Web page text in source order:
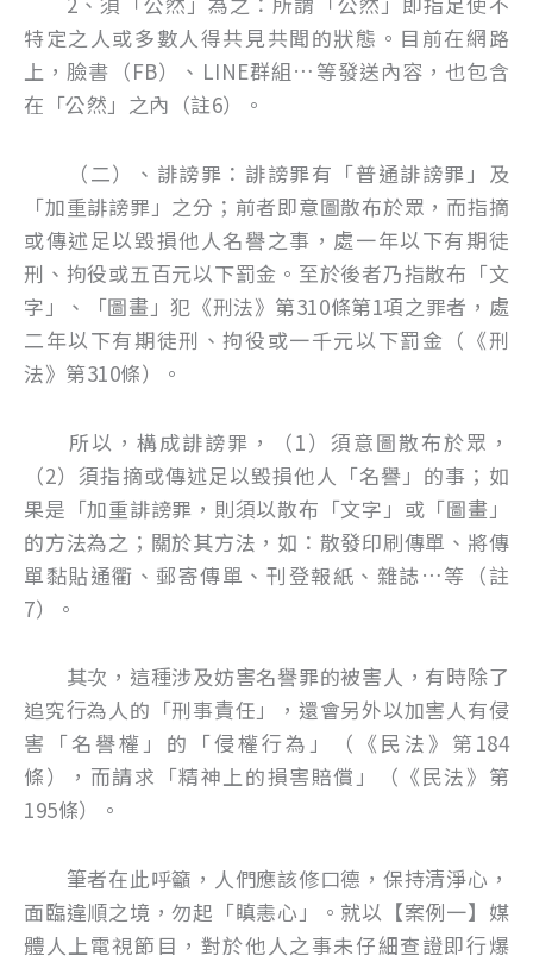
特定之人或多數人得共見共聞的狀態。目前在網路
上，臉書（FB）、LINE群組…等發送內容，也包含
在「公然」之內（註6）。
（二）、誹謗罪：誹謗罪有「普通誹謗罪」及
「加重誹謗罪」之分；前者即意圖散布於眾，而指摘
或傳述足以毀損他人名譽之事，處一年以下有期徒
刑、拘役或五百元以下罰金。至於後者乃指散布「文
字」、「圖畫」犯《刑法》第310條第1項之罪者，處
二年以下有期徒刑、拘役或一千元以下罰金（《刑
法》第310條）。
所以，構成誹謗罪，（1）須意圖散布於眾，
（2）須指摘或傳述足以毀損他人「名譽」的事；如
果是「加重誹謗罪，則須以散布「文字」或「圖畫」
的方法為之；關於其方法，如：散發印刷傳單、將傳
單黏貼通衢、郵寄傳單、刊登報紙、雜誌…等（註
7）。
其次，這種涉及妨害名譽罪的被害人，有時除了
追究行為人的「刑事責任」，還會另外以加害人有侵
害「名譽權」的「侵權行為」（《民法》第184
條），而請求「精神上的損害賠償」（《民法》第
195條）。
筆者在此呼籲，人們應該修口德，保持清淨心，
面臨違順之境，勿起「瞋恚心」。就以【案例一】媒
體人上電視節目，對於他人之事未仔細查證即行爆